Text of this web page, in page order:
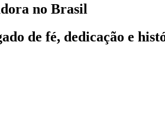
no Brasil
de fé, dedicação e